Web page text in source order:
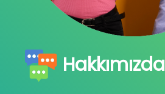
Hakkımızda